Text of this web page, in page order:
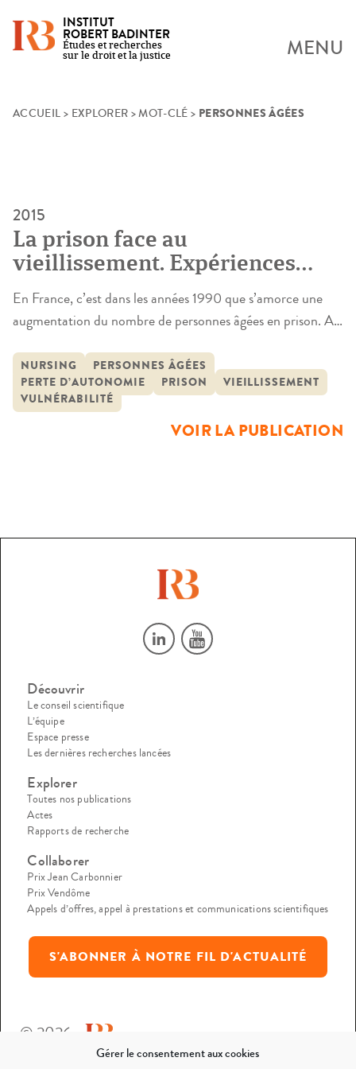
Gérer le consentement aux cookies
Skip
INSTITUT
ROBERT BADINTER
Études et recherches
sur le droit et la justice
MENU
ACCUEIL > EXPLORER >MOT-CLÉ > PERSONNES ÂGÉES
2015
La prison face au
vieillissement. Expériences
individuelles et prise en charge
institutionnelle des détenus
« âgés »
En France, c’est dans les années 1990 que s’amorce une
augmentation du nombre de personnes âgées en prison. Au
population écrouée est passée de 5,0% à 10,6%, avant de se
stabiliser depuis 2007. Au 1er janvier 2014, 11,7% des
personnes écrouées étaient âgées […]
NURSING
PERSONNES ÂGÉES
PERTE D’AUTONOMIE
PRISON
VIEILLISSEMENT
VULNÉRABILITÉ
VOIR LA PUBLICATION
Découvrir
Le conseil scientifique
L’équipe
Espace presse
Les dernières recherches lancées
Explorer
Toutes nos publications
Actes
Rapports de recherche
Collaborer
Prix Jean Carbonnier
Prix Vendôme
Appels d’offres, appel à prestations et communications scientifiques
S'ABONNER À NOTRE FIL D'ACTUALITÉ
© 2026